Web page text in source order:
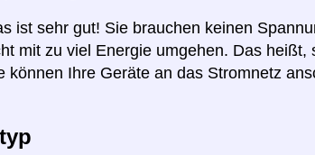
ist sehr gut! Sie brauchen keinen
mit zu viel Energie umgehen. Das
können Ihre Geräte an das Stromnetz